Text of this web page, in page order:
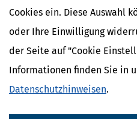
Cookies ein. Diese Auswahl
oder Ihre Einwilligung
der Seite auf "Cookie
Informationen finden Sie in
Datenschutzhinweisen.